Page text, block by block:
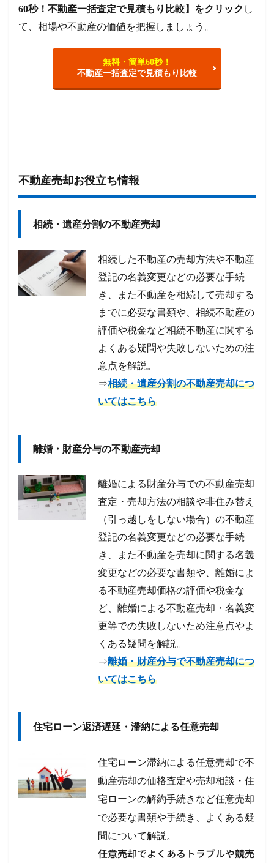
60秒！不動産一括査定で見積もり比較】をクリック し
て、相場や不動産の価値を把握しましょう。
無料・簡単60秒！
不動産一括査定で見積もり比較
不動産売却お役立ち情報
相続・遺産分割の不動産売却
相続した不動産の売却方法や不動産
登記の名義変更などの必要な手続
き、また不動産を相続して売却する
までに必要な書類や、相続不動産の
評価や税金など相続不動産に関する
よくある疑問や失敗しないための注
意点を解説。
⇒相続・遺産分割の不動産売却につ
いてはこちら
離婚・財産分与の不動産売却
離婚による財産分与での不動産売却
査定・売却方法の相談や非住み替え
（引っ越しをしない場合）の不動産
登記の名義変更などの必要な手続
き、また不動産を売却に関する名義
変更などの必要な書類や、離婚によ
る不動産売却価格の評価や税金な
ど、離婚による不動産売却・名義変
更等での失敗しないため注意点やよ
くある疑問を解説。
⇒離婚・財産分与で不動産売却につ
いてはこちら
住宅ローン返済遅延・滞納による任意売却
住宅ローン滞納による任意売却で不
動産売却の価格査定や売却相談・住
宅ローンの解約手続きなど任意売却
で必要な書類や手続き、 よくある疑
問について解説。
任意売却でよくあるトラブルや競売